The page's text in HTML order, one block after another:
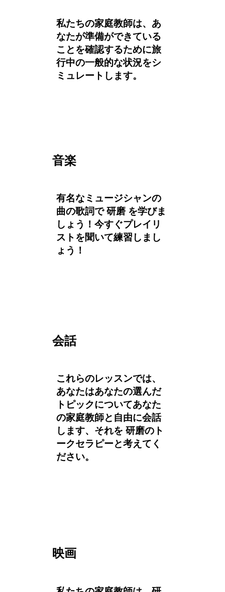
私たちの家庭教師は、あ
なたが準備ができている
ことを確認するために旅
行中の一般的な状況をシ
ミュレートします。
音楽
有名なミュージシャンの
曲の歌詞で 研磨 を学びま
しょう！今すぐプレイリ
ストを聞いて練習しまし
ょう！
会話
これらのレッスンでは、
あなたはあなたの選んだ
トピックについてあなた
の家庭教師と自由に会話
します、それを 研磨のト
ークセラピーと考えてく
ださい。
映画